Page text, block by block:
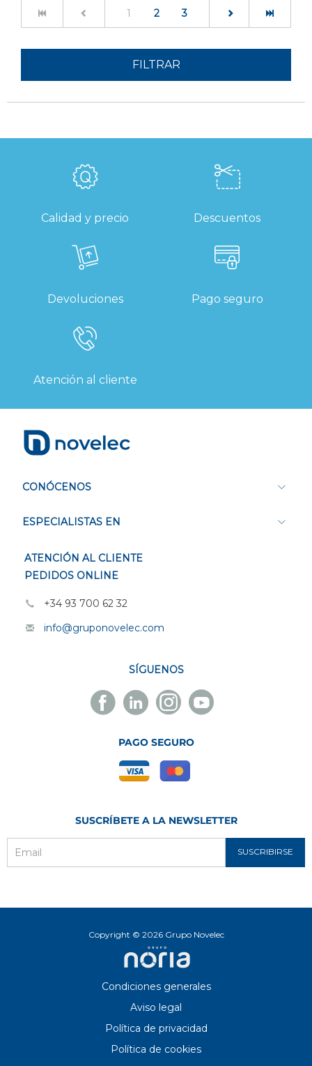
1 (current)
2 3
FILTRAR
Calidad y precio Descuentos
Devoluciones Pago seguro
Atención al cliente
CONÓCENOS
ESPECIALISTAS EN
ATENCIÓN AL CLIENTE
PEDIDOS ONLINE
+34 93 700 62 32
info@gruponovelec.com
SÍGUENOS
Facebook
Novelec
Linkedin
Novelec
Instagram
Novelec
Youtube
Novelec
PAGO SEGURO
SUSCRÍBETE A LA NEWSLETTER
SUSCRIBIRSE
Copyright © 2026 Grupo Novelec
Condiciones generales
Aviso legal
Política de privacidad
Política de cookies